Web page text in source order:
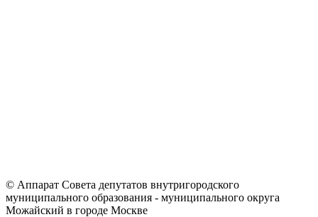
© Аппарат Совета депутатов внутригородского
муниципального образования - муниципального округа
Можайский в городе Москве